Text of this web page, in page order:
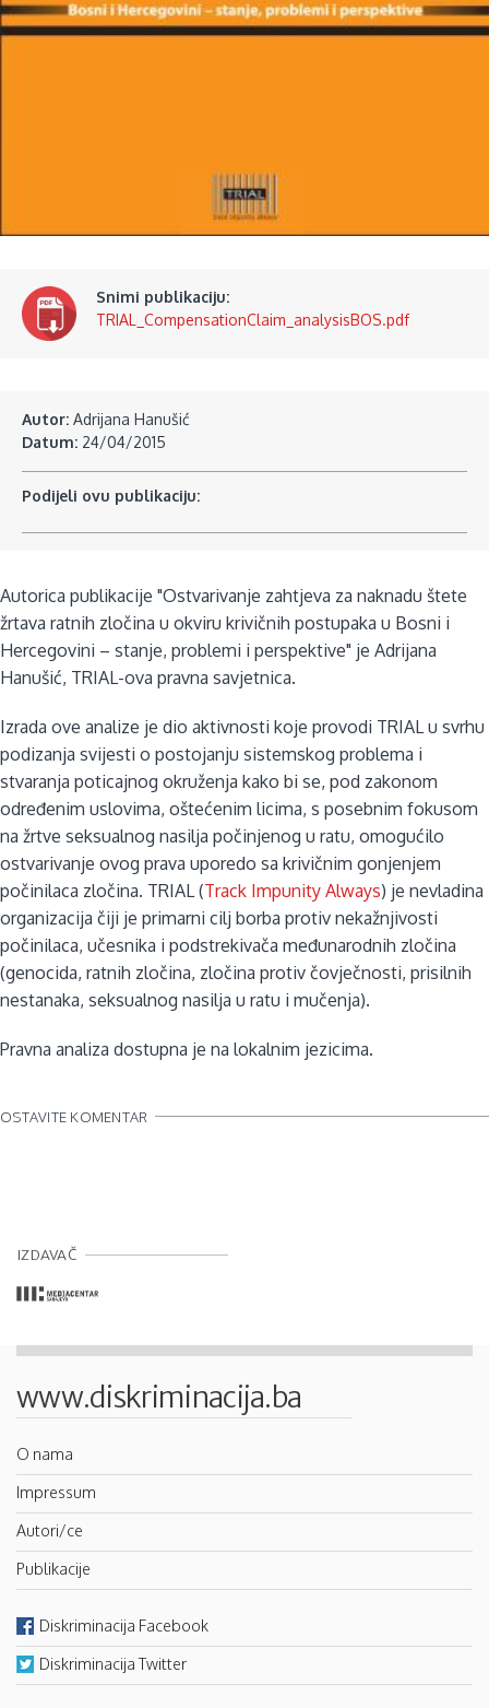
Snimi publikaciju:
TRIAL_CompensationClaim_analysisBOS.pdf
Autor: Adrijana Hanušić
Datum: 24/04/2015
Podijeli ovu publikaciju:
Autorica publikacije "Ostvarivanje zahtjeva za naknadu štete
žrtava ratnih zločina u okviru krivičnih postupaka u Bosni i
Hercegovini – stanje, problemi i perspektive" je Adrijana
Hanušić, TRIAL-ova pravna savjetnica.
Izrada ove analize je dio aktivnosti koje provodi TRIAL u svrhu
podizanja svijesti o postojanju sistemskog problema i
stvaranja poticajnog okruženja kako bi se, pod zakonom
određenim uslovima, oštećenim licima, s posebnim fokusom
na žrtve seksualnog nasilja počinjenog u ratu, omogućilo
ostvarivanje ovog prava uporedo sa krivičnim gonjenjem
počinilaca zločina. TRIAL (Track Impunity Always) je nevladina
organizacija čiji je primarni cilj borba protiv nekažnjivosti
počinilaca, učesnika i podstrekivača međunarodnih zločina
(genocida, ratnih zločina, zločina protiv čovječnosti, prisilnih
nestanaka, seksualnog nasilja u ratu i mučenja).
Pravna analiza dostupna je na lokalnim jezicima.
OSTAVITE KOMENTAR
IZDAVAČ
www.diskriminacija.ba
O nama
Impressum
Autori/ce
Publikacije
Diskriminacija Facebook
Diskriminacija Twitter